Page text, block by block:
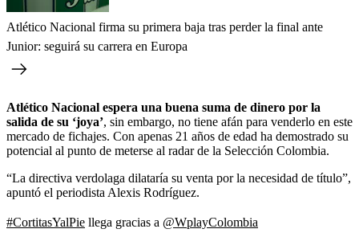
Atlético Nacional firma su primera baja tras perder la final ante
Junior: seguirá su carrera en Europa
Atlético Nacional espera una buena suma de dinero por la
salida de su ‘joya’, sin embargo, no tiene afán para venderlo en este
mercado de fichajes. Con apenas 21 años de edad ha demostrado su
potencial al punto de meterse al radar de la Selección Colombia.
“La directiva verdolaga dilataría su venta por la necesidad de título”,
apuntó el periodista Alexis Rodríguez.
#CortitasYalPie llega gracias a @WplayColombia